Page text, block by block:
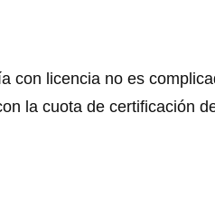
con licencia no es
la cuota de certificación